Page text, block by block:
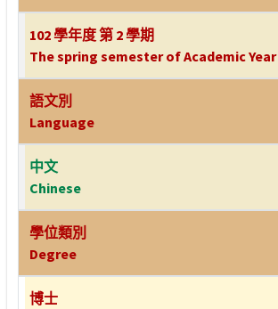
102 學年度 第 2 學期
The spring semester of Academic Year
語文別
Language
中文
Chinese
學位類別
Degree
博士